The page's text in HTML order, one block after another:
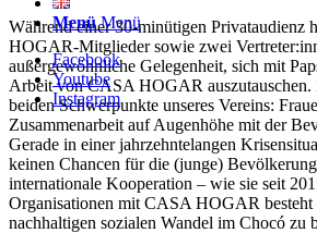
Menü Menü
Facebook
Youtube
Instagram
Während einer 30-minütigen Privataudienz
HOGAR-Mitglieder sowie zwei
außergewöhnliche Gelegenheit, sich mit
Arbeit von CASA HOGAR auszutauschen.
beiden Schwerpunkte unseres Vereins:
Zusammenarbeit auf Augenhöhe mit der
Gerade in einer jahrzehntelangen
keinen Chancen für die (junge)
internationale Kooperation – wie sie seit
Organisationen mit CASA HOGAR besteht
nachhaltigen sozialen Wandel im Chocó zu